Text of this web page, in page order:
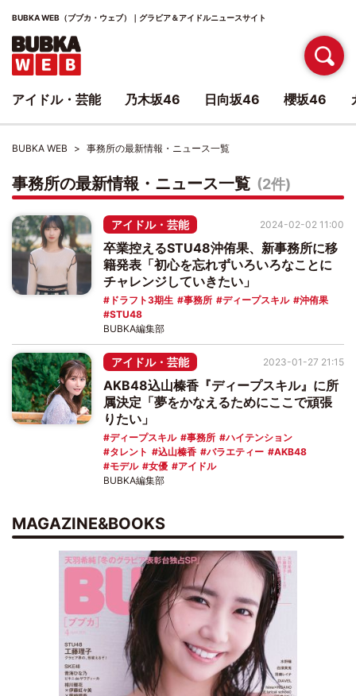
BUBKA WEB（ブブカ・ウェブ）｜グラビア＆アイドルニュースサイト
BUBKA WEB 事務所の最新情報・ニュース一覧
事務所の最新情報・ニュース一覧 (2件)
アイドル・芸能
卒業控えるSTU48沖侑果、新事務所に移
籍発表「初心を忘れずいろいろなことに
チャレンジしていきたい」
ドラフト3期生 事務所 ディープスキル
沖侑果
STU48
2024-02-02 11:00
BUBKA編集部
アイドル・芸能
AKB48込山榛香『ディープスキル』に所
属決定「夢をかなえるためにここで頑張
りたい」
ディープスキル 事務所
ハイテンション
タレント
込山榛香 バラエティー
AKB48
モデル
女優 アイドル
2023-01-27 21:15
BUBKA編集部
MAGAZINE&BOOKS
アイドル・芸能 乃木坂46 日向坂46 櫻坂46